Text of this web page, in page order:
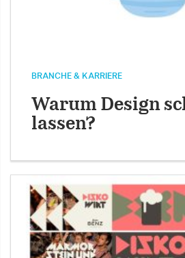
BRANCHE & KARRIERE
Warum Design
lassen?